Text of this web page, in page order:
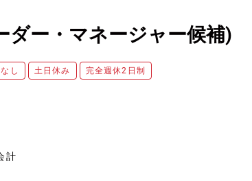
ダー・マネージャー候補)
し 土日休み 完全週休2日制
計